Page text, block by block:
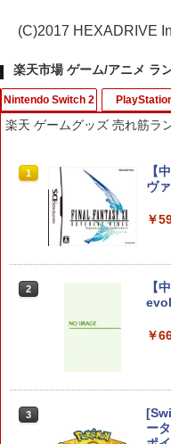
(C)2017 HEXADRIVE
楽天市場 ゲーム/アニメ ラ
Nintendo Switch 2
1
【
期
￥
2
ダ
3
任
2】
1
【
少
2
【
典
ス
楽天 ゲームグッズ 売れ筋ラ
1
【
ヴ
￥
2
【
￥
3
ー